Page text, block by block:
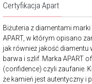
Certyfikacja Apart
Biżuteria z diamentami
APART, w którym opisano
jak również jakość diamentu
barwa i szlif. Marka APART
(confidence) czyli zaufanie.
że kamień jest autentyczny i